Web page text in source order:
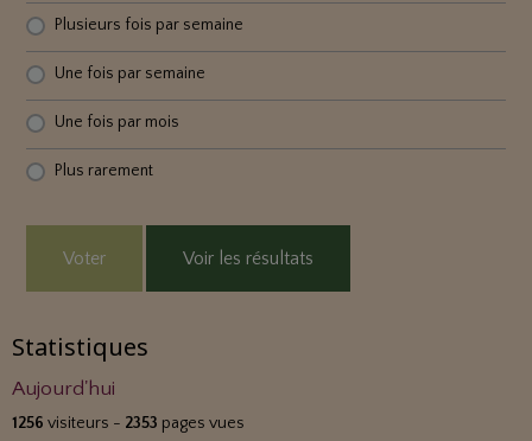
Plusieurs fois par semaine
Une fois par semaine
Une fois par mois
Plus rarement
Voter Voir les résultats
Statistiques
Aujourd'hui
1256 visiteurs - 2353 pages vues